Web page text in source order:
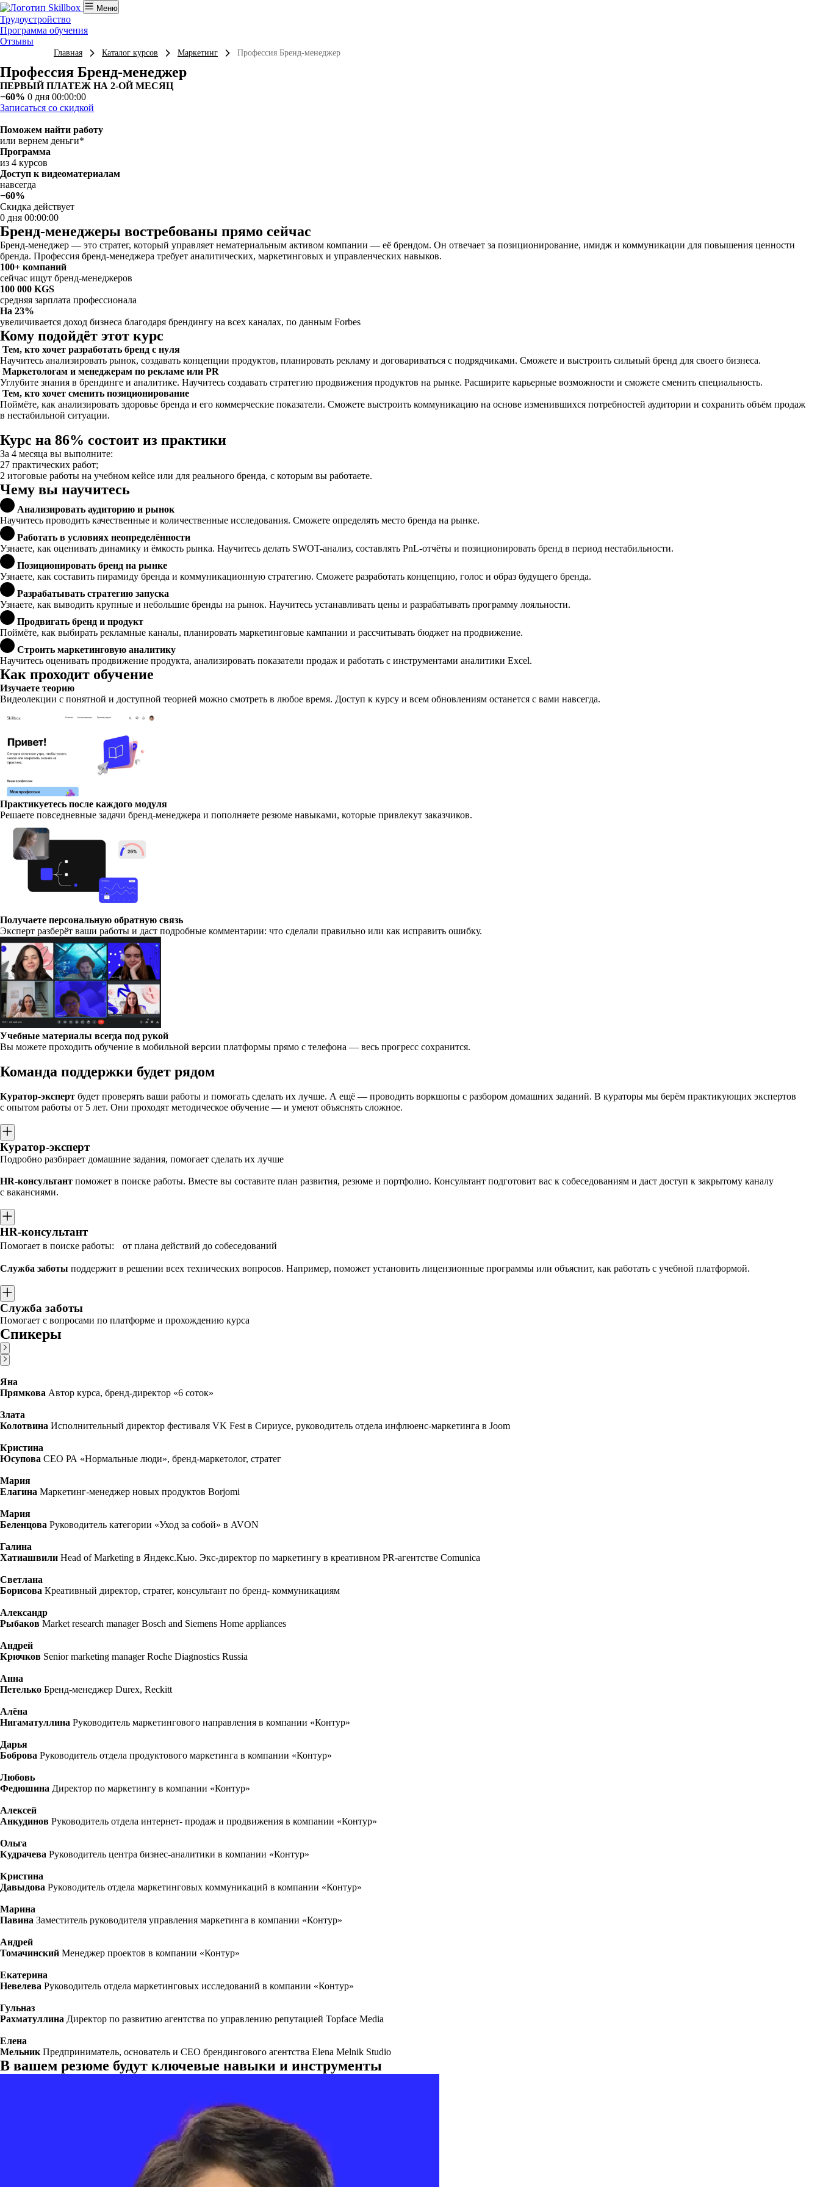
Меню
Трудоустройство
Программа обучения
Отзывы
Главная Каталог курсов Маркетинг Профессия Бренд-менеджер
Профессия Бренд-менеджер
ПЕРВЫЙ ПЛАТЕЖ НА 2-ОЙ МЕСЯЦ
−60% 0 дня 00:00:00
Записаться со скидкой
Поможем найти работу
или вернем деньги*
Программа
из 4 курсов
Доступ к видеоматериалам
навсегда
−60%
Скидка действует
0 дня 00:00:00
Бренд-менеджеры востребованы прямо сейчас
Бренд-менеджер — это стратег, который управляет нематериальным активом компании — её брендом. Он отвечает за позиционирование, имидж и коммуникации для повышения ценности
бренда. Профессия бренд-менеджера требует аналитических, маркетинговых и управленческих навыков.
100+ компаний
сейчас ищут бренд-менеджеров
100 000 KGS
средняя зарплата профессионала
На 23%
увеличивается доход бизнеса благодаря брендингу на всех каналах, по данным Forbes
Кому подойдёт этот курс
Тем, кто хочет разработать бренд с нуля
Научитесь анализировать рынок, создавать концепции продуктов, планировать рекламу и договариваться с подрядчиками. Сможете и выстроить сильный бренд для своего бизнеса.
Маркетологам и менеджерам по рекламе или PR
Углубите знания в брендинге и аналитике. Научитесь создавать стратегию продвижения продуктов на рынке. Расширите карьерные возможности и сможете сменить специальность.
Тем, кто хочет сменить позиционирование
Поймёте, как анализировать здоровье бренда и его коммерческие показатели. Сможете выстроить коммуникацию на основе изменившихся потребностей аудитории и сохранить объём продаж
в нестабильной ситуации.
Курс на 86% состоит из практики
За 4 месяца вы выполните:
27 практических работ;
2 итоговые работы на учебном кейсе или для реального бренда, с которым вы работаете.
Чему вы научитесь
Анализировать аудиторию и рынок
Научитесь проводить качественные и количественные исследования. Сможете определять место бренда на рынке.
Работать в условиях неопределённости
Узнаете, как оценивать динамику и ёмкость рынка. Научитесь делать SWOT-анализ, составлять PnL-отчёты и позиционировать бренд в период нестабильности.
Позиционировать бренд на рынке
Узнаете, как составить пирамиду бренда и коммуникационную стратегию. Сможете разработать концепцию, голос и образ будущего бренда.
Разрабатывать стратегию запуска
Узнаете, как выводить крупные и небольшие бренды на рынок. Научитесь устанавливать цены и разрабатывать программу лояльности.
Продвигать бренд и продукт
Поймёте, как выбирать рекламные каналы, планировать маркетинговые кампании и рассчитывать бюджет на продвижение.
Строить маркетинговую аналитику
Научитесь оценивать продвижение продукта, анализировать показатели продаж и работать с инструментами аналитики Excel.
Как проходит обучение
Изучаете теорию
Видеолекции с понятной и доступной теорией можно смотреть в любое время. Доступ к курсу и всем обновлениям останется с вами навсегда.
Практикуетесь после каждого модуля
Решаете повседневные задачи бренд-менеджера и пополняете резюме навыками, которые привлекут заказчиков.
Получаете персональную обратную связь
Эксперт разберёт ваши работы и даст подробные комментарии: что сделали правильно или как исправить ошибку.
Учебные материалы всегда под рукой
Вы можете проходить обучение в мобильной версии платформы прямо с телефона — весь прогресс сохранится.
Команда поддержки будет рядом
Куратор-эксперт будет проверять ваши работы и помогать сделать их лучше. А ещё — проводить воркшопы с разбором домашних заданий. В кураторы мы берём практикующих экспертов
с опытом работы от 5 лет. Они проходят методическое обучение — и умеют объяснять сложное.
Куратор-эксперт
Подробно разбирает домашние задания, помогает сделать их лучше
HR-консультант поможет в поиске работы. Вместе вы составите план развития, резюме и портфолио. Консультант подготовит вас к собеседованиям и даст доступ к закрытому каналу
с вакансиями.
HR-консультант
Помогает в поиске работы: от плана действий до собеседований
Служба заботы поддержит в решении всех технических вопросов. Например, поможет установить лицензионные программы или объяснит, как работать с учебной платформой.
Служба заботы
Помогает с вопросами по платформе и прохождению курса
Спикеры
Яна
Прямкова Автор курса, бренд-директор «6 соток»
Злата
Колотвина Исполнительный директор фестиваля VK Fest в Сириусе, руководитель отдела инфлюенс-маркетинга в Joom
Кристина
Юсупова CEO РА «Нормальные люди», бренд-маркетолог, стратег
Мария
Елагина Маркетинг-менеджер новых продуктов Borjomi
Мария
Беленцова Руководитель категории «Уход за собой» в AVON
Галина
Хатиашвили Head of Marketing в Яндекс.Кью. Экс-директор по маркетингу в креативном PR-агентстве Comunica
Светлана
Борисова Креативный директор, стратег, консультант по бренд- коммуникациям
Александр
Рыбаков Market research manager Bosch and Siemens Home appliances
Андрей
Крючков Senior marketing manager Roche Diagnostics Russia
Анна
Петелько Бренд-менеджер Durex, Reckitt
Алёна
Нигаматуллина Руководитель маркетингового направления в компании «Контур»
Дарья
Боброва Руководитель отдела продуктового маркетинга в компании «Контур»
Любовь
Федюшина Директор по маркетингу в компании «Контур»
Алексей
Анкудинов Руководитель отдела интернет- продаж и продвижения в компании «Контур»
Ольга
Кудрачева Руководитель центра бизнес-аналитики в компании «Контур»
Кристина
Давыдова Руководитель отдела маркетинговых коммуникаций в компании «Контур»
Марина
Павина Заместитель руководителя управления маркетинга в компании «Контур»
Андрей
Томачинский Менеджер проектов в компании «Контур»
Екатерина
Невелева Руководитель отдела маркетинговых исследований в компании «Контур»
Гульназ
Рахматуллина Директор по развитию агентства по управлению репутацией Topface Media
Елена
Мельник Предприниматель, основатель и CEO брендингового агентства Elena Melnik Studio
В вашем резюме будут ключевые навыки и инструменты